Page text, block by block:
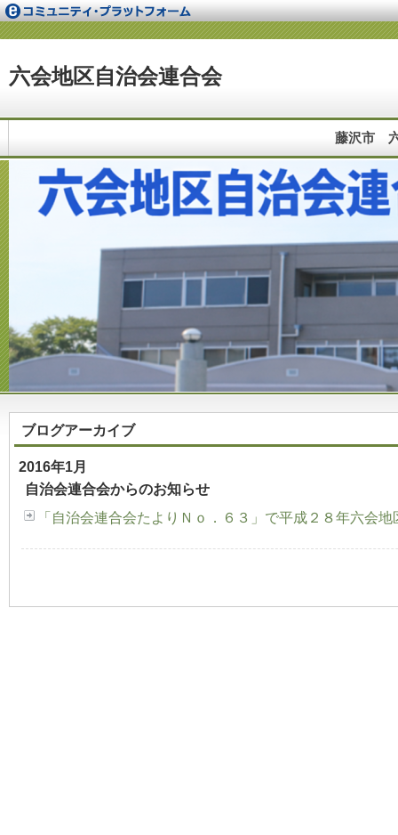
六会地区自治会連合会
藤沢市
ブログアーカイブ
2016年1月
自治会連合会からのお知らせ
「自治会連合会たよりＮｏ．６３」で平成２８年六会